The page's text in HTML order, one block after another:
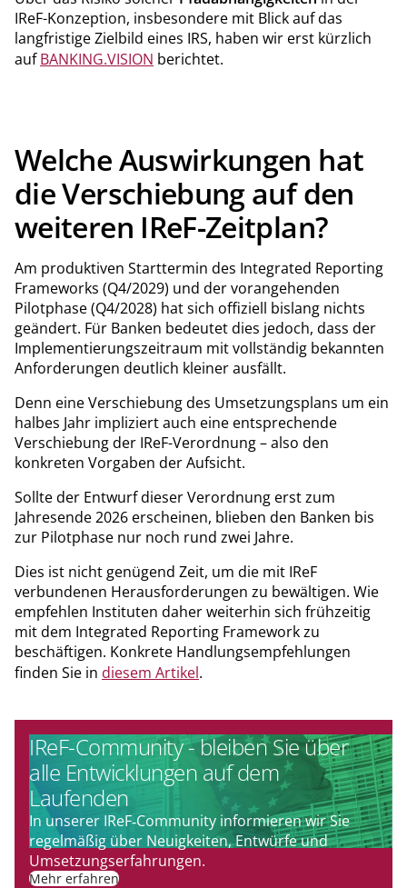
IReF-Konzeption, insbesondere mit Blick auf das
langfristige Zielbild eines IRS, haben wir erst kürzlich
aufBANKING.VISION berichtet.
Welche Auswirkungen hat
die Verschiebung auf den
weiteren IReF-Zeitplan?
Am produktiven Starttermin des Integrated Reporting
Frameworks (Q4/2029) und der vorangehenden
Pilotphase (Q4/2028) hat sich offiziell bislang nichts
geändert. Für Banken bedeutet dies jedoch, dass der
Implementierungszeitraum mit vollständig bekannten
Anforderungen deutlich kleiner ausfällt.
Denn eine Verschiebung des Umsetzungsplans um ein
halbes Jahr impliziert auch eine entsprechende
Verschiebung der IReF-Verordnung – also den
konkreten Vorgaben der Aufsicht.
Sollte der Entwurf dieser Verordnung erst zum
Jahresende 2026 erscheinen, blieben den Banken bis
zur Pilotphase nur noch rund zwei Jahre.
Dies ist nicht genügend Zeit, um die mit IReF
verbundenen Herausforderungen zu bewältigen. Wie
empfehlen Instituten daher weiterhin sich frühzeitig
mit dem Integrated Reporting Framework zu
beschäftigen. Konkrete Handlungsempfehlungen
finden Sie in diesem Artikel.
IReF-Community - bleiben Sie über
alle Entwicklungen auf dem
Laufenden
In unserer IReF‑Community informieren wir Sie
regelmäßig über Neuigkeiten, Entwürfe und
Umsetzungserfahrungen.
Mehr erfahren